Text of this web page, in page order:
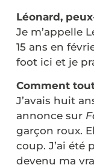
Léonard,
Je m’appelle
15 ans en
foot ici et je
Comment
J’avais huit
annonce sur
garçon roux.
coup. J’ai été
devenu ma